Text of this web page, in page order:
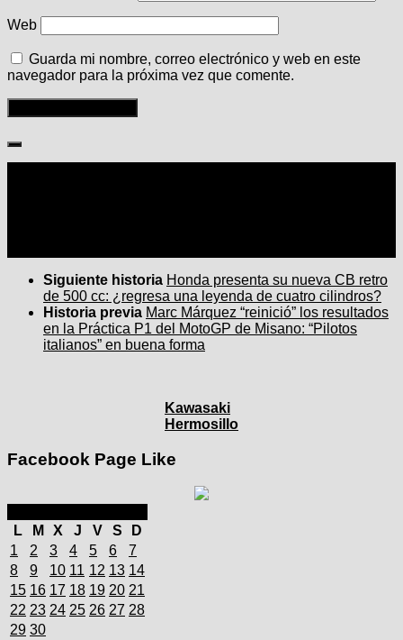
Web
Guarda mi nombre, correo electrónico y web en este
navegador para la próxima vez que comente.
Siguiente historia Honda presenta su nueva CB retro
de 500 cc: ¿regresa una leyenda de cuatro cilindros?
Historia previa Marc Márquez “reinició” los resultados
en la Práctica P1 del MotoGP de Misano: “Pilotos
italianos” en buena forma
Kawasaki
Hermosillo
Facebook Page Like
L
M X J V S
D
1
2 3 4 5 6
7
8
9 10 11 12 13 14
15 16 17 18 19 20 21
22 23 24 25 26 27 28
29 30